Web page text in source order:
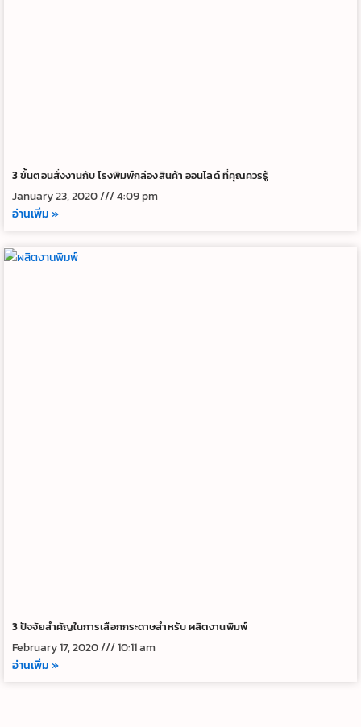
3 ขั้นตอนสั่งงานกับ โรงพิมพ์กล่องสินค้า ออนไลด์ ที่คุณควรรู้
January 23, 2020
4:09 pm
อ่านเพิ่ม »
3 ปัจจัยสำคัญในการเลือกกระดาษสำหรับ ผลิตงานพิมพ์
February 17, 2020
10:11 am
อ่านเพิ่ม »